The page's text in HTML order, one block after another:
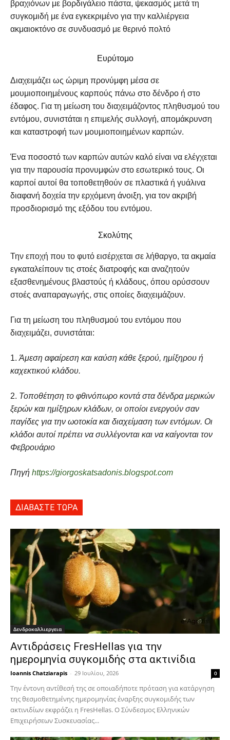
βραχιόνων με βορδιγάλειο πάστα, ψεκασμός μετά τη
συγκομιδή με ένα εγκεκριμένο για την καλλιέργεια
ακμαιοκτόνο σε συνδυασμό με θερινό πολτό
Ευρύτομο
Διαχειμάζει ως ώριμη προνύμφη μέσα σε
μουμιοποιημένους καρπούς πάνω στο δένδρο ή στο
έδαφος. Για τη μείωση του διαχειμάζοντος πληθυσμού του
εντόμου, συνιστάται η επιμελής συλλογή, απομάκρυνση
και καταστροφή των μουμιοποιημένων καρπών.
Ένα ποσοστό των καρπών αυτών καλό είναι να ελέγχεται
για την παρουσία προνυμφών στο εσωτερικό τους. Οι
καρποί αυτοί θα τοποθετηθούν σε πλαστικά ή γυάλινα
διαφανή δοχεία την ερχόμενη άνοιξη, για τον ακριβή
προσδιορισμό της εξόδου του εντόμου.
Σκολύτης
Την εποχή που το φυτό εισέρχεται σε λήθαργο, τα ακμαία
εγκαταλείπουν τις στοές διατροφής και αναζητούν
εξασθενημένους βλαστούς ή κλάδους, όπου ορύσσουν
στοές αναπαραγωγής, στις οποίες διαχειμάζουν.
Για τη μείωση του πληθυσμού του εντόμου που
διαχειμάζει, συνιστάται:
1. Άμεση αφαίρεση και καύση κάθε ξερού, ημίξηρου ή
καχεκτικού κλάδου.
2. Τοποθέτηση το φθινόπωρο κοντά στα δένδρα μερικών
ξερών και ημίξηρων κλάδων, οι οποίοι ενεργούν σαν
παγίδες για την ωοτοκία και διαχείμαση των εντόμων. Οι
κλάδοι αυτοί πρέπει να συλλέγονται και να καίγονται τον
Φεβρουάριο
Πηγή https://giorgoskatsadonis.blogspot.com
ΔΙΑΒΑΣΤΕ ΤΩΡΑ
Δενδροκαλλιεργεια
Αντιδράσεις FresHellas για την
ημερομηνία συγκομιδής στα ακτινίδια
Ioannis Chatziarapis - 29 Ιουλίου, 2026 0
Την έντονη αντίθεσή της σε οποιαδήποτε πρόταση για κατάργηση
της θεσμοθετημένης ημερομηνίας έναρξης συγκομιδής των
ακτινιδίων εκφράζει η FresHellas. Ο Σύνδεσμος Ελληνικών
Επιχειρήσεων Συσκευασίας...